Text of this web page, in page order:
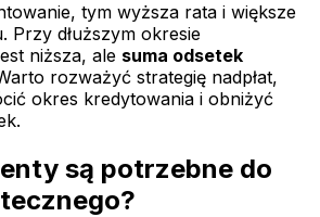
tym wyższa rata i większe
Przy dłuższym okresie
niższa, ale suma odsetek
rozważyć strategię nadpłat,
okres kredytowania i obniżyć
są potrzebne do